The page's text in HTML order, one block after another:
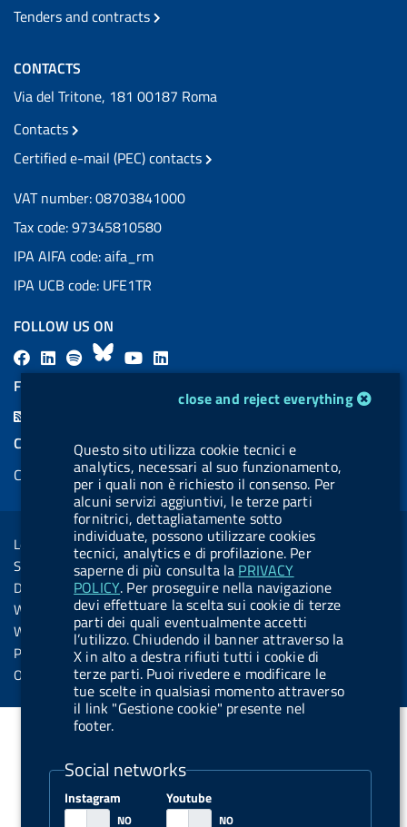
cookie management moduleclose and reject everything
Questo sito utilizza cookie tecnici e
analytics, necessari al suo funzionamento,
per i quali non è richiesto il consenso. Per
alcuni servizi aggiuntivi, le terze parti
fornitrici, dettagliatamente sotto
individuate, possono utilizzare cookies
tecnici, analytics e di profilazione. Per
saperne di più consulta la PRIVACY
POLICY. Per proseguire nella navigazione
devi effettuare la scelta sui cookie di terze
parti dei quali eventualmente accetti
l’utilizzo. Chiudendo il banner attraverso la
X in alto a destra rifiuti tutti i cookie di
terze parti. Puoi rivedere e modificare le
tue scelte in qualsiasi momento attraverso
il link "Gestione cookie" presente nel
footer.
Social networks
Instagram Youtube
Tenders and contracts
CONTACTS
Via del Tritone, 181 00187 Roma
Contacts
Certified e-mail (PEC) contacts
VAT number: 08703841000
Tax code: 97345810580
IPA AIFA code: aifa_rm
IPA UCB code: UFE1TR
FOLLOW US ON
F
a
L
i
a
l
.
b
u
t
t
o
n
.
s
p
o
i
f
B
l
s
k
y
Y
o
u
b
e
i
e
d
i
n
FEED RSS
COOKIES
Cookie management
Sezione Link Utili
Legal notice
Social Media Policy
Dichiarazione di accessibilità
Web accessibility
Website statistics
Privacy
Online services